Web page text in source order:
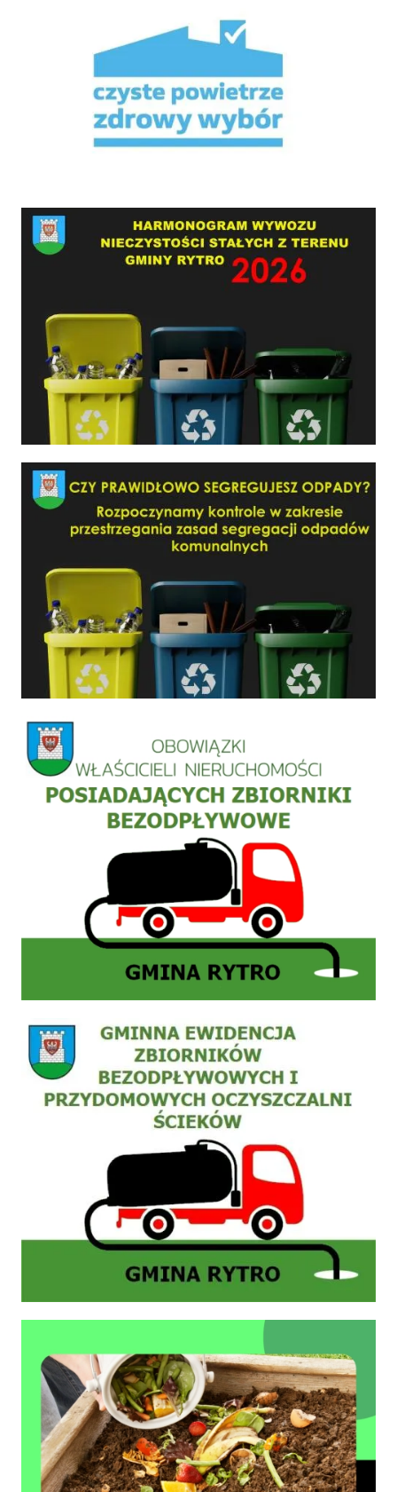
HARMONOGRAM WYWOZU NIECZYSTOŚCI STAŁYCH Z TERENU GMINY RYTRO W 2026
Czy prawidłowo segregujesz odpady?
Informacja szamba
Zgłoszenie do ewidencji zbiornika bezodpływowego nieczystości płynnych (szamb) lub